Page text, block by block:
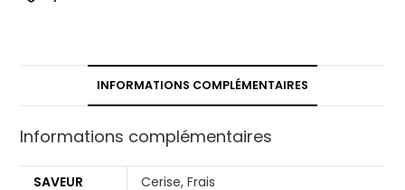
INFORMATIONS COMPLÉMENTAIRES
Informations complémentaires
SAVEUR Cerise, Frais